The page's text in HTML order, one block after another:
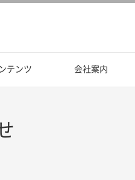
テンツ 会社案内